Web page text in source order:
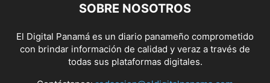
SOBRE NOSOTROS
El Digital Panamá es un diario panameño comprometido
con brindar información de calidad y veraz a través de
todas sus plataformas digitales.